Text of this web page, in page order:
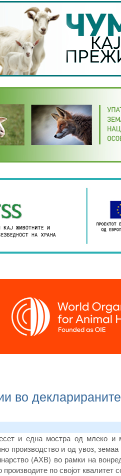
во
и една мостра од млеко и
производство и од увоз, земаа
(АХВ) во рамки на
производите по својот квалитет